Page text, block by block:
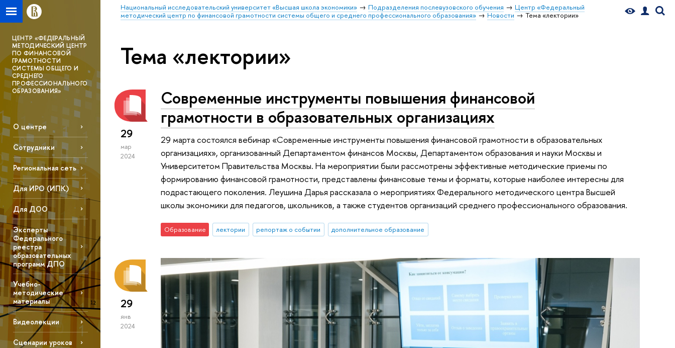
Национальный исследовательский университет «Высшая школа экономики» Подразделения послевузовского обучения
Центр «Федеральный
методический центр по финансовой грамотности системы общего и среднего профессионального образования»
Новости Тема «лектории»
ЦЕНТР «ФЕДЕРАЛЬНЫЙ
МЕТОДИЧЕСКИЙ ЦЕНТР
ПО ФИНАНСОВОЙ
ГРАМОТНОСТИ
СИСТЕМЫ ОБЩЕГО И
СРЕДНЕГО
ПРОФЕССИОНАЛЬНОГО
ОБРАЗОВАНИЯ»
О центре
Сотрудники
Региональная сеть
Для ИРО (ИПК)
Для ДОО
Эксперты
Федерального
реестра
образовательных
программ ДПО
Учебно-
методические
материалы
Видеолекции
Сценарии уроков
Тема «лектории»
29
мар
2024
Современные инструменты повышения финансовой
грамотности в образовательных организациях
29 марта состоялся вебинар «Современные инструменты повышения финансовой грамотности в образовательных
организациях», организованный Департаментом финансов Москвы, Департаментом образования и науки Москвы и
Университетом Правительства Москвы. На мероприятии были рассмотрены эффективные методические приемы по
формированию финансовой грамотности, представлены финансовые темы и форматы, которые наиболее интересны для
подрастающего поколения. Леушина Дарья рассказала о мероприятиях Федерального методического центра Высшей
школы экономики для педагогов, школьников, а также студентов организаций среднего профессионального образования.
Образование лектории репортаж о событии дополнительное образование
29
янв
2024